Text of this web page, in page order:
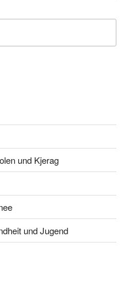
und Kjerag
und Jugend